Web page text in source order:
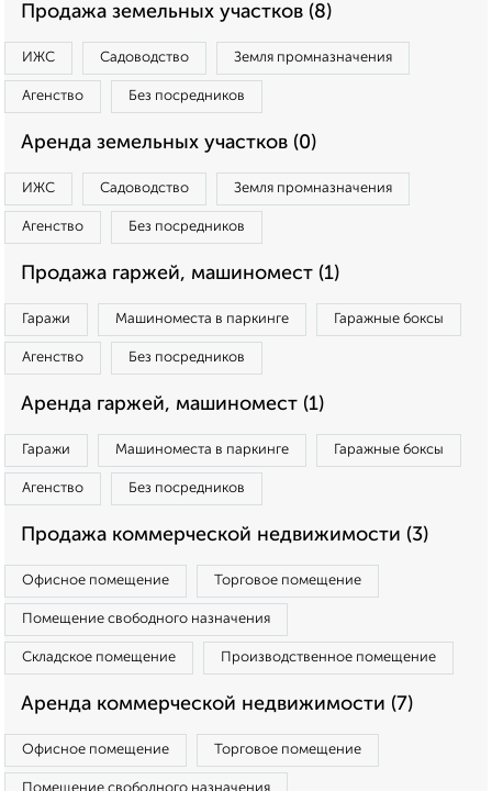
Продажа земельных участков (8)
ИЖС Садоводство Земля промназначения
Агенство Без посредников
Аренда земельных участков (0)
ИЖС Садоводство Земля промназначения
Агенство Без посредников
Продажа гаржей, машиномест (1)
Гаражи Машиноместа в паркинге Гаражные боксы
Агенство Без посредников
Аренда гаржей, машиномест (1)
Гаражи Машиноместа в паркинге Гаражные боксы
Агенство Без посредников
Продажа коммерческой недвижимости (3)
Офисное помещение Торговое помещение
Помещение свободного назначения
Складское помещение Производственное помещение
Аренда коммерческой недвижимости (7)
Офисное помещение Торговое помещение